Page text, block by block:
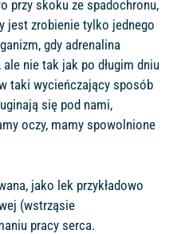
przy skoku ze spadochronu,
jest zrobienie tylko jednego
gdy adrenalina
nie tak jak po długim dniu
taki wycieńczający sposób
się pod nami,
oczy, mamy spowolnione
jako lek przykładowo
(wstrząsie
pracy serca.